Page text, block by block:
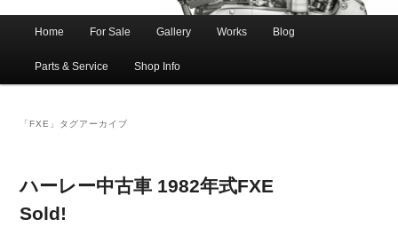
バーロード
ン
メ
イ
ン
コ
サ
ブ
コ
ン
Home For Sale Gallery Works Blog
Parts & Service Shop Info
「FXE 」タグアーカイブ
ハーレー中古車 1982年式FXE
Sold!